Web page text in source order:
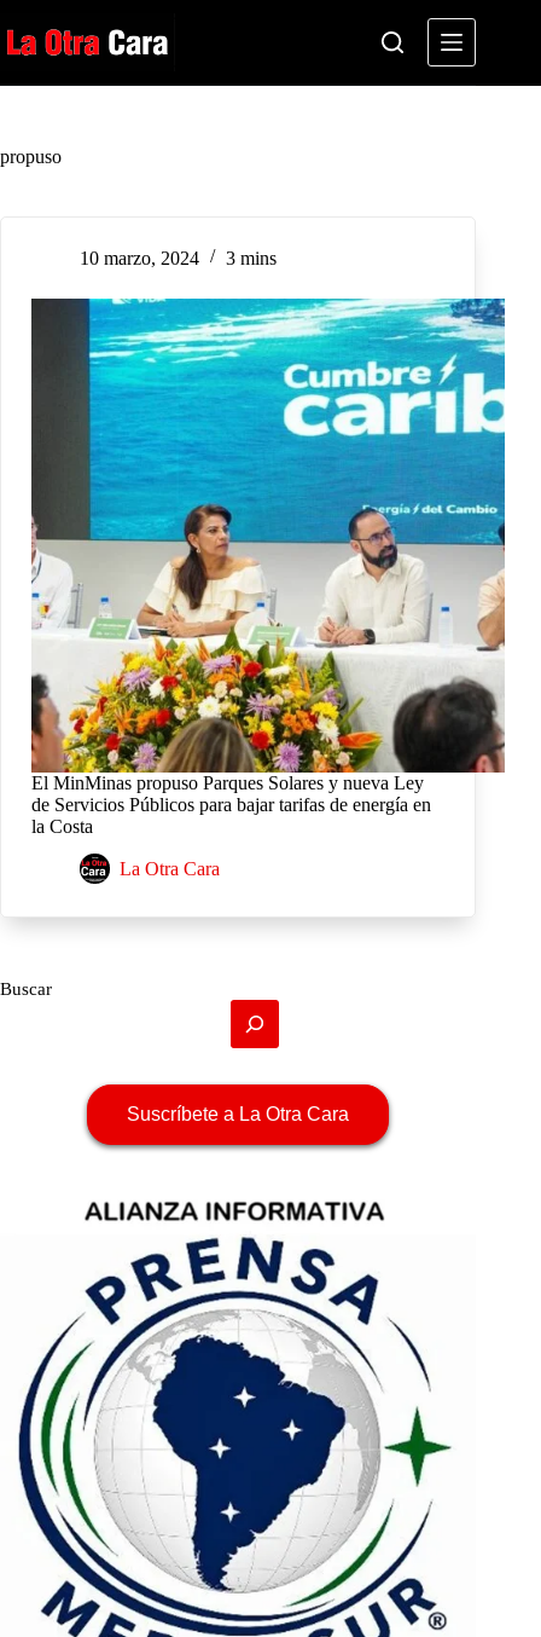
al
contenido
propuso
10 marzo, 2024 3 mins
El MinMinas propuso Parques Solares y nueva Ley
de Servicios Públicos para bajar tarifas de energía en
la Costa
La Otra Cara
Buscar
Suscríbete a La Otra Cara